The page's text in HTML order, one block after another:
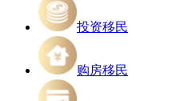
投资移民
购房移民